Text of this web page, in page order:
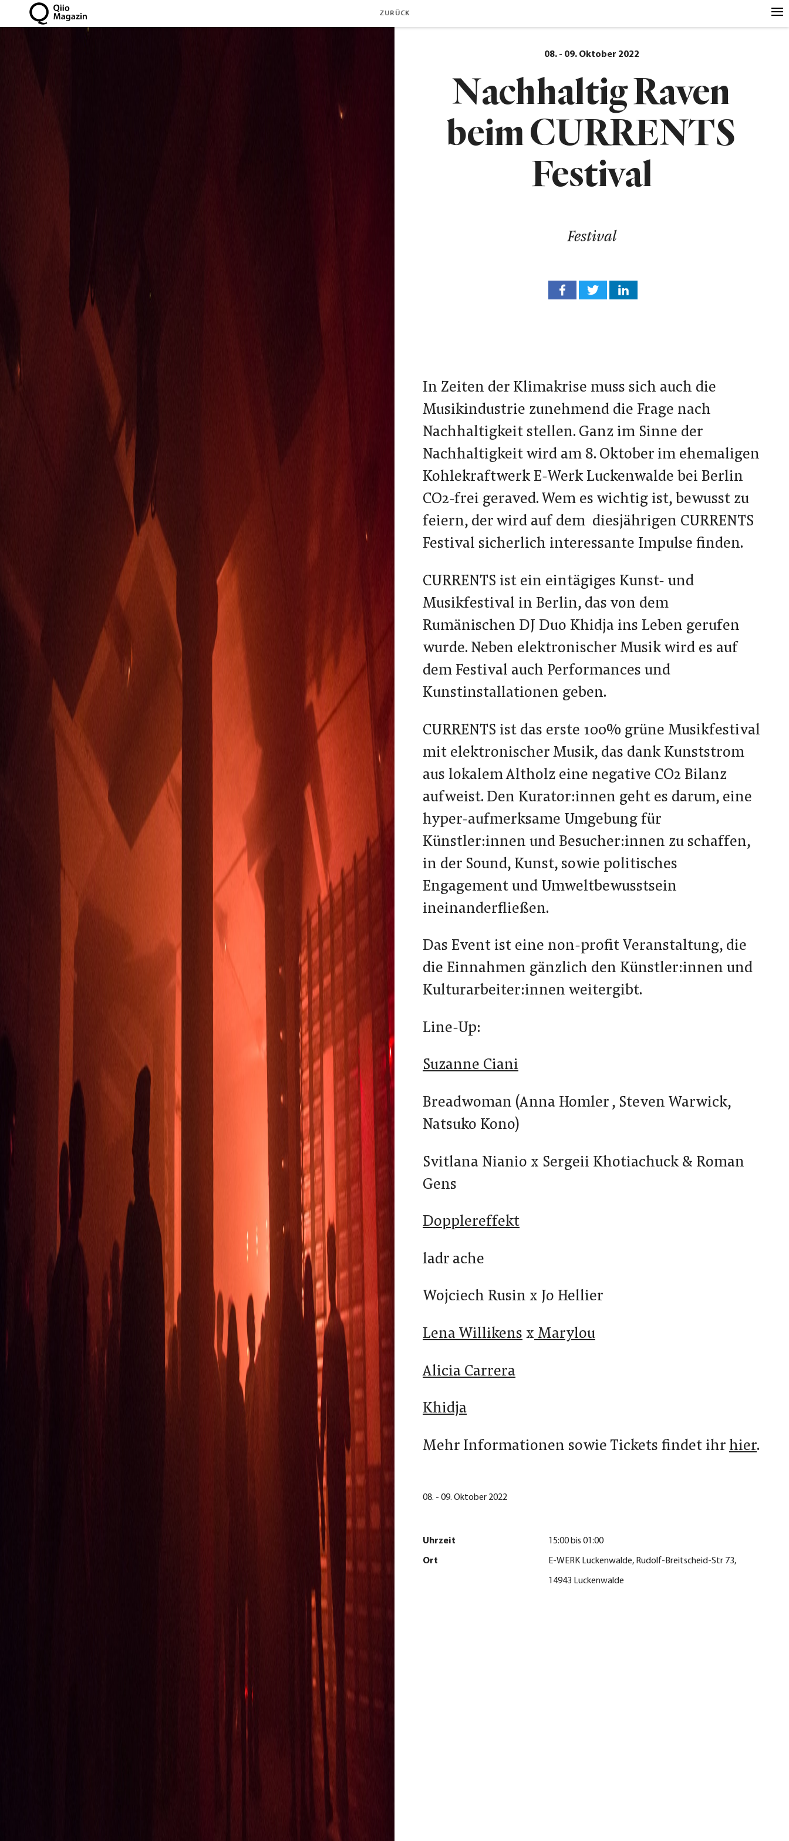
ZURÜCK
08. - 09. Oktober 2022
Nachhaltig Raven
beim CURRENTS
Festival
Festival
In Zeiten der Klimakrise muss sich auch die
Musikindustrie zunehmend die Frage nach
Nachhaltigkeit stellen. Ganz im Sinne der
Nachhaltigkeit wird am 8. Oktober im ehemaligen
Kohlekraftwerk E-Werk Luckenwalde bei Berlin
CO2-frei geraved. Wem es wichtig ist, bewusst zu
feiern, der wird auf dem diesjährigen CURRENTS
Festival sicherlich interessante Impulse finden.
CURRENTS ist ein eintägiges Kunst- und
Musikfestival in Berlin, das von dem
Rumänischen DJ Duo Khidja ins Leben gerufen
wurde. Neben elektronischer Musik wird es auf
dem Festival auch Performances und
Kunstinstallationen geben.
CURRENTS ist das erste 100% grüne Musikfestival
mit elektronischer Musik, das dank Kunststrom
aus lokalem Altholz eine negative CO2 Bilanz
aufweist. Den Kurator:innen geht es darum, eine
hyper-aufmerksame Umgebung für
Künstler:innen und Besucher:innen zu schaffen,
in der Sound, Kunst, sowie politisches
Engagement und Umweltbewusstsein
ineinanderfließen.
Das Event ist eine non-profit Veranstaltung, die
die Einnahmen gänzlich den Künstler:innen und
Kulturarbeiter:innen weitergibt.
Line-Up:
Suzanne Ciani
Breadwoman (Anna Homler , Steven Warwick,
Natsuko Kono)
Svitlana Nianio x Sergeii Khotiachuck & Roman
Gens
Dopplereffekt
ladr ache
Wojciech Rusin x Jo Hellier
Lena Willikens x Marylou
Alicia Carrera
Khidja
Mehr Informationen sowie Tickets findet ihr hier.
08. - 09. Oktober 2022
Uhrzeit 15:00 bis 01:00
Ort E-WERK Luckenwalde, Rudolf-Breitscheid-Str 73,
14943 Luckenwalde